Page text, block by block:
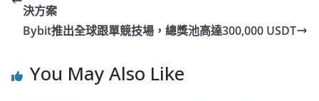
決方案
Bybit推出全球跟單競技場，總獎池高達300,000 USDT
You May Also Like